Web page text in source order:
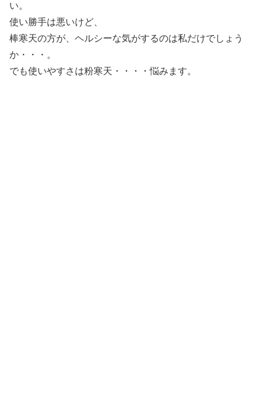
い。
使い勝手は悪いけど、
棒寒天の方が、ヘルシーな気がするのは私だけでしょう
か・・・。
でも使いやすさは粉寒天・・・・悩みます。